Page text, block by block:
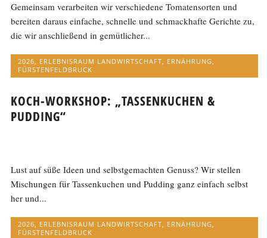
Gemeinsam verarbeiten wir verschiedene Tomatensorten und
bereiten daraus einfache, schnelle und schmackhafte Gerichte zu,
die wir anschließend in gemütlicher...
2026, ERLEBNISRAUM LANDWIRTSCHAFT, ERNÄHRUNG,
FÜRSTENFELDBRUCK
KOCH-WORKSHOP: „TASSENKUCHEN &
PUDDING“
Lust auf süße Ideen und selbstgemachten Genuss? Wir stellen
Mischungen für Tassenkuchen und Pudding ganz einfach selbst
her und...
2026, ERLEBNISRAUM LANDWIRTSCHAFT, ERNÄHRUNG,
FÜRSTENFELDBRUCK